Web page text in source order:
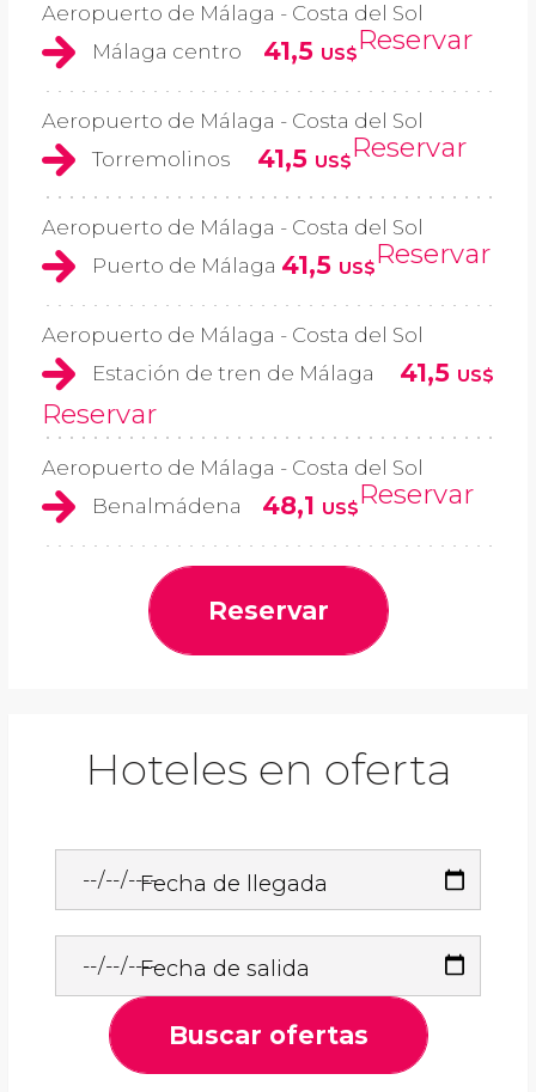
Aeropuerto de Málaga - Costa del Sol
Málaga centro
41,5 US$Reservar
Aeropuerto de Málaga - Costa del Sol
Torremolinos
41,5 US$Reservar
Aeropuerto de Málaga - Costa del Sol
Puerto de Málaga 41,5 US$Reservar
Aeropuerto de Málaga - Costa del Sol
Estación de tren de Málaga
41,5 US$
Reservar
Aeropuerto de Málaga - Costa del Sol
Benalmádena
48,1 US$Reservar
Reservar
Hoteles en oferta
Fecha de llegada
Fecha de salida
Buscar ofertas